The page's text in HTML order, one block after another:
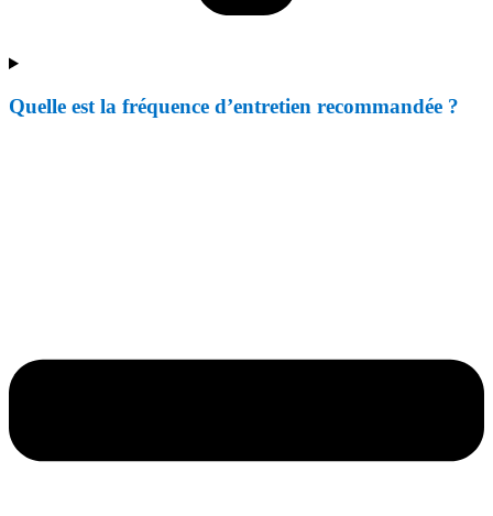
Quelle est la fréquence d’entretien recommandée ?